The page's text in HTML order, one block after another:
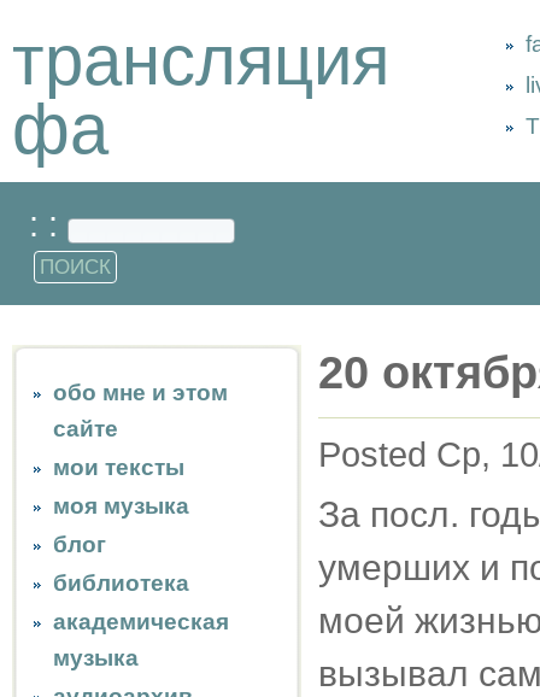
трансляция
фа
: :
обо мне и этом
сайте
мои тексты
моя музыка
блог
библиотека
академическая
музыка
20
Posted Ср,
За посл.
умерших и
моей
вызывал